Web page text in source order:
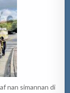
nan simannan di